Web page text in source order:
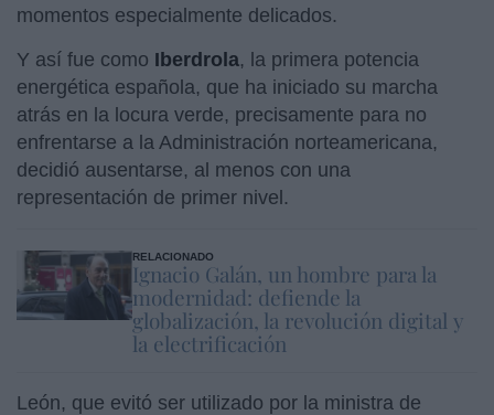
momentos especialmente delicados.
Y así fue como Iberdrola, la primera potencia
energética española, que ha iniciado su marcha
atrás en la locura verde, precisamente para no
enfrentarse a la Administración norteamericana,
decidió ausentarse, al menos con una
representación de primer nivel.
RELACIONADO
Ignacio Galán, un hombre para la
modernidad: defiende la
globalización, la revolución digital y
la electrificación
León, que evitó ser utilizado por la ministra de